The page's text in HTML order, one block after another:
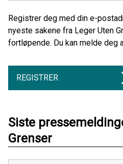
Registrer deg med din e-
nyeste sakene fra Leger Uten
fortløpende. Du kan melde deg
REGISTRER
Siste
Grenser